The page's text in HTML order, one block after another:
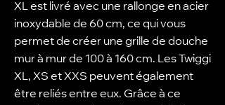
XL est livré avec une rallonge en acier
inoxydable de 60 cm, ce qui vous
permet de créer une grille de douche
mur à mur de 100 à 160 cm. Les Twiggi
XL, XS et XXS peuvent également
être reliés entre eux. Grâce à ce